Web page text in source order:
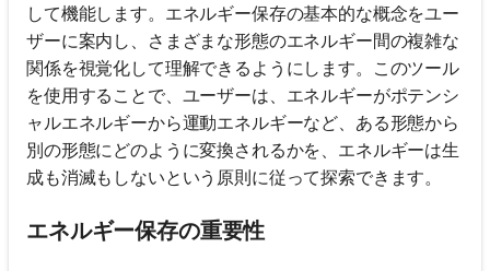
して機能します。エネルギー保存の基本的な概念をユー
ザーに案内し、さまざまな形態のエネルギー間の複雑な
関係を視覚化して理解できるようにします。このツール
を使用することで、ユーザーは、エネルギーがポテンシ
ャルエネルギーから運動エネルギーなど、ある形態から
別の形態にどのように変換されるかを、エネルギーは生
成も消滅もしないという原則に従って探索できます。
エネルギー保存の重要性